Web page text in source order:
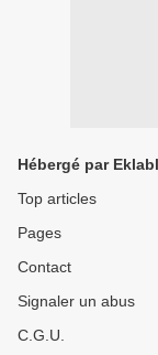
Hébergé par
Top articles
Pages
Contact
Signaler un abus
C.G.U.